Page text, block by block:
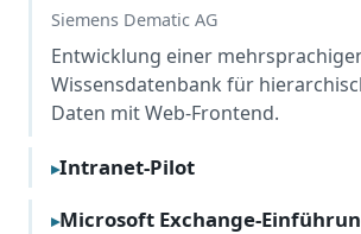
Siemens Dematic AG
Entwicklung einer
Wissensdatenbank für
Daten mit Web-Frontend.
Intranet-Pilot
Microsoft Exchange-